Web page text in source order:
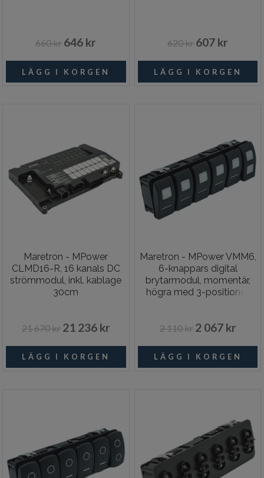
660 kr 646 kr 620 kr 607 kr
Maretron - MPower
CLMD16-R, 16 kanals DC
strömmodul, inkl. kablage
30cm
21 670 kr 21 236 kr
Maretron - MPower VMM6,
6-knappars digital
brytarmodul, momentär,
högra med 3-positioner,
2 110 kr 2 067 kr